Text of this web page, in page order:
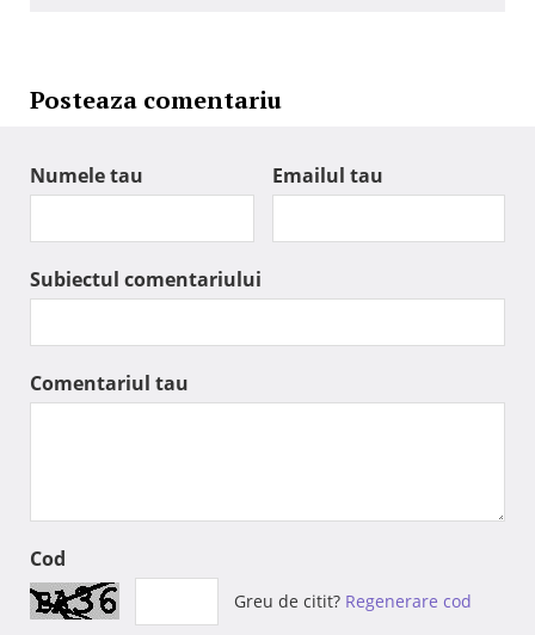
Posteaza comentariu
Numele tau Emailul tau
Subiectul comentariului
Comentariul tau
Cod
Greu de citit? Regenerare cod